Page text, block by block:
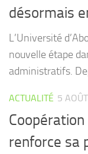
désormais
L’Université
nouvelle étape
administratifs.
ACTUALITÉ 5
renforce sa